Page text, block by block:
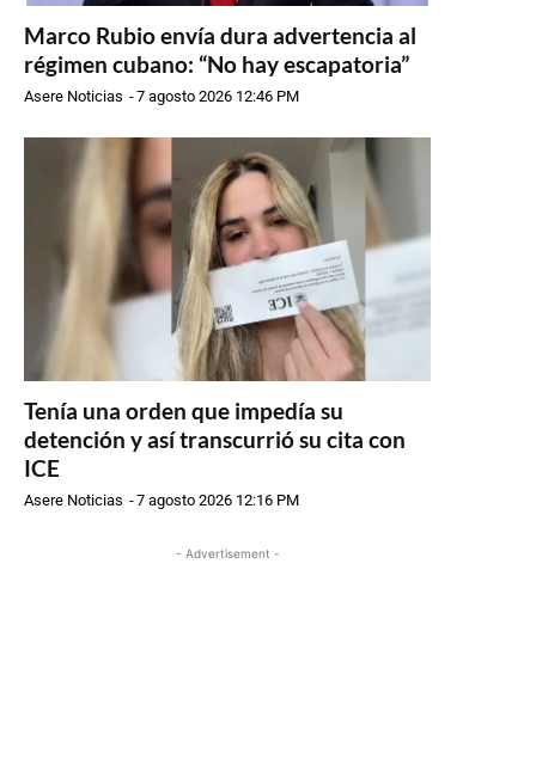
Marco Rubio envía dura advertencia al
régimen cubano: “No hay escapatoria”
Asere Noticias -7 agosto 2026 12:46 PM
Tenía una orden que impedía su
detención y así transcurrió su cita con
ICE
Asere Noticias -7 agosto 2026 12:16 PM
- Advertisement -